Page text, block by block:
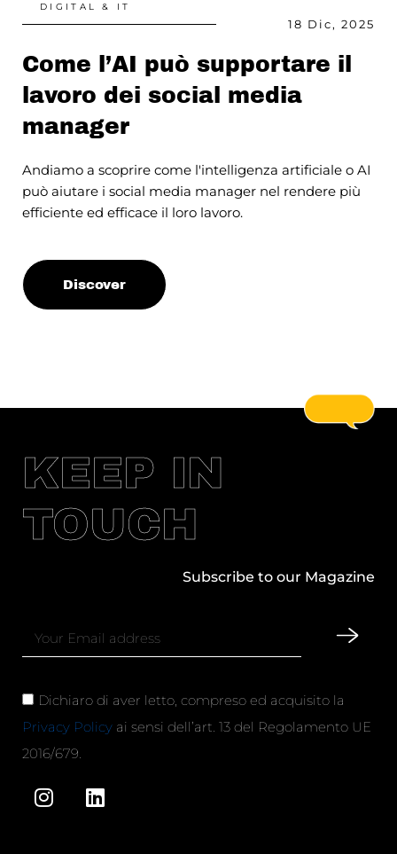
DIGITAL & IT
18 Dic, 2025
Come l’AI può supportare il
lavoro dei social media
manager
Andiamo a scoprire come l'intelligenza artificiale o AI
può aiutare i social media manager nel rendere più
efficiente ed efficace il loro lavoro.
Discover
KEEP IN
TOUCH
Subscribe to our Magazine
Dichiaro di aver letto, compreso ed acquisito la
Privacy Policy ai sensi dell’art. 13 del Regolamento UE
2016/679.